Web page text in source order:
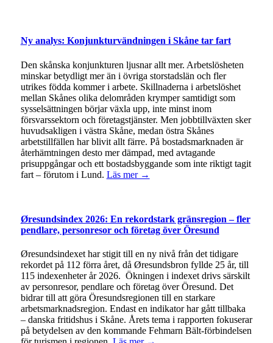
Ny analys: Konjunkturvändningen i Skåne tar fart
Den skånska konjunkturen ljusnar allt mer. Arbetslösheten
minskar betydligt mer än i övriga storstadslän och fler
utrikes födda kommer i arbete. Skillnaderna i arbetslöshet
mellan Skånes olika delområden krymper samtidigt som
sysselsättningen börjar växla upp, inte minst inom
försvarssektorn och företagstjänster. Men jobbtillväxten sker
huvudsakligen i västra Skåne, medan östra Skånes
arbetstillfällen har blivit allt färre. På bostadsmarknaden är
återhämtningen desto mer dämpad, med avtagande
prisuppgångar och ett bostadsbyggande som inte riktigt tagit
fart – förutom i Lund. Läs mer →
Øresundsindex 2026: En rekordstark gränsregion – fler
pendlare, personresor och företag över Öresund
Øresundsindexet har stigit till en ny nivå från det tidigare
rekordet på 112 förra året, då Øresundsbron fyllde 25 år, till
115 indexenheter år 2026. Ökningen i indexet drivs särskilt
av personresor, pendlare och företag över Öresund. Det
bidrar till att göra Öresundsregionen till en starkare
arbetsmarknadsregion. Endast en indikator har gått tillbaka
– danska fritidshus i Skåne. Årets tema i rapporten fokuserar
på betydelsen av den kommande Fehmarn Bält-förbindelsen